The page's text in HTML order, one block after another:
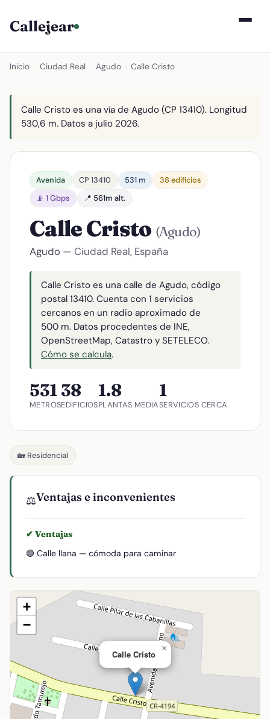
Callejear
Inicio Ciudad Real Agudo Calle Cristo
Calle Cristo es una vía de Agudo (CP 13410). Longitud
530,6 m. Datos a julio 2026.
Avenida CP 13410 531 m
38 edificios
📡 1 Gbps
📍 561m alt.
Calle Cristo (Agudo)
Agudo — Ciudad Real, España
Calle Cristo es una calle de Agudo, código
postal 13410. Cuenta con 1 servicios
cercanos en un radio aproximado de
500 m. Datos procedentes de INE,
OpenStreetMap, Catastro y SETELECO.
Cómo se calcula.
531
METROS
38
EDIFICIOS
1.8
PLANTAS MEDIA
1
SERVICIOS CERCA
🏡 Residencial
⚖️Ventajas e inconvenientes
✔ Ventajas
🟢 Calle llana — cómoda para caminar
Calle Cristo
×
+
−